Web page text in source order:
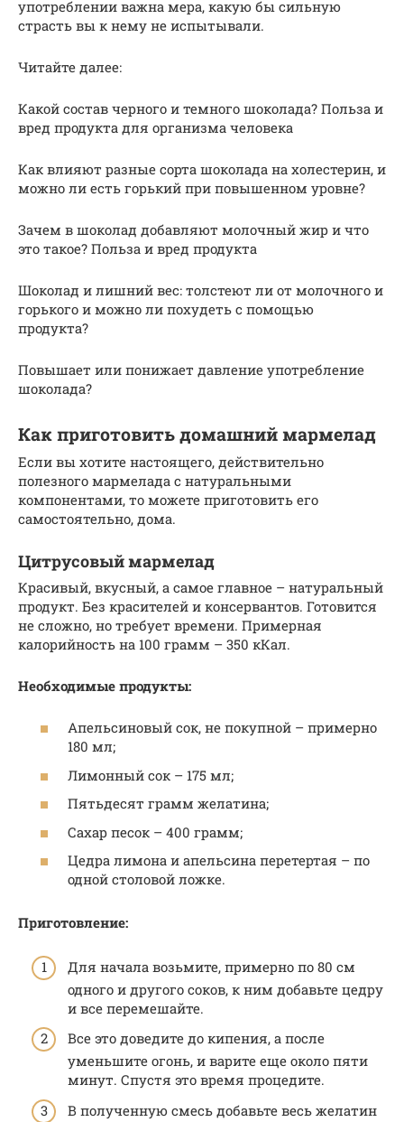
употреблении важна мера, какую бы сильную
страсть вы к нему не испытывали.
Читайте далее:
Какой состав черного и темного шоколада? Польза и
вред продукта для организма человека
Как влияют разные сорта шоколада на холестерин, и
можно ли есть горький при повышенном уровне?
Зачем в шоколад добавляют молочный жир и что
это такое? Польза и вред продукта
Шоколад и лишний вес: толстеют ли от молочного и
горького и можно ли похудеть с помощью
продукта?
Повышает или понижает давление употребление
шоколада?
Как приготовить домашний мармелад
Если вы хотите настоящего, действительно
полезного мармелада с натуральными
компонентами, то можете приготовить его
самостоятельно, дома.
Цитрусовый мармелад
Красивый, вкусный, а самое главное – натуральный
продукт. Без красителей и консервантов. Готовится
не сложно, но требует времени. Примерная
калорийность на 100 грамм – 350 кКал.
Необходимые продукты:
Апельсиновый сок, не покупной – примерно
180 мл;
Лимонный сок – 175 мл;
Пятьдесят грамм желатина;
Сахар песок – 400 грамм;
Цедра лимона и апельсина перетертая – по
одной столовой ложке.
Приготовление:
Для начала возьмите, примерно по 80 см
одного и другого соков, к ним добавьте цедру
и все перемешайте.
Все это доведите до кипения, а после
уменьшите огонь, и варите еще около пяти
минут. Спустя это время процедите.
В полученную смесь добавьте весь желатин